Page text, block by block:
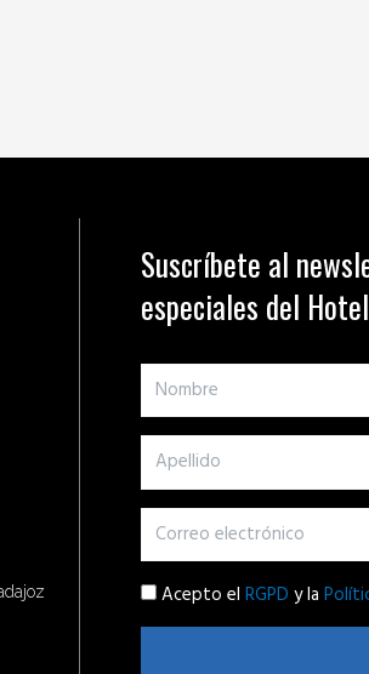
Suscríbete al
especiales del
Acepto el RGPD y la